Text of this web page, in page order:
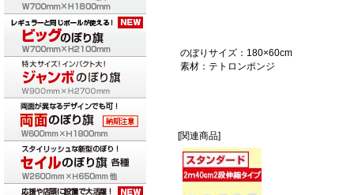
のぼりサイズ：180×60cm
素材：テトロンポンジ
[関連商品]